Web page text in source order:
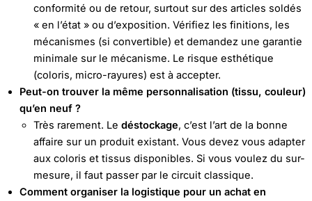
conformité ou de retour, surtout sur des articles soldés
« en l’état » ou d’exposition. Vérifiez les finitions, les
mécanismes (si convertible) et demandez une garantie
minimale sur le mécanisme. Le risque esthétique
(coloris, micro-rayures) est à accepter.
Peut-on trouver la même personnalisation (tissu, couleur)
qu’en neuf ?
Très rarement. Le déstockage, c’est l’art de la bonne
affaire sur un produit existant. Vous devez vous adapter
aux coloris et tissus disponibles. Si vous voulez du sur-
mesure, il faut passer par le circuit classique.
Comment organiser la logistique pour un achat en